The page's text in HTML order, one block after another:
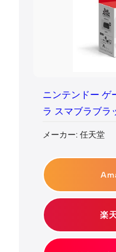
ニンテンドー ゲ
ラ スマブラブラ
メーカー: 任天堂
楽